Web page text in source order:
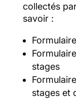
collectés
savoir :
stages
stages et